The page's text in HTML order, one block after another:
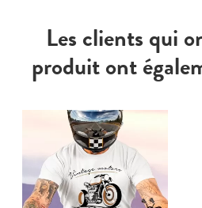
Les clients qui
produit ont